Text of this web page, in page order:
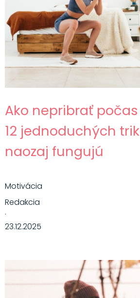
Ako nepribrať
12 jednoduchých
naozaj fungujú
Motivácia
Redakcia
·
23.12.2025